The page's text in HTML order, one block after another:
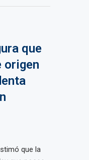
que
origen
que la